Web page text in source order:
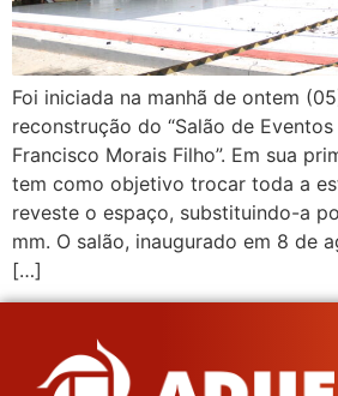
Foi iniciada na manhã de ontem
reconstrução do “Salão de Eventos
Francisco Morais Filho”. Em sua
tem como objetivo trocar toda a
reveste o espaço, substituindo-a
mm. O salão, inaugurado em 8 de
[…]